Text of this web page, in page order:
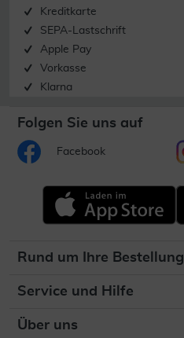
Kreditkarte
SEPA-Lastschrift
Apple Pay
Vorkasse
Klarna
Folgen Sie uns auf
Facebook
Rund um Ihre Bestellung
Service und Hilfe
Über uns